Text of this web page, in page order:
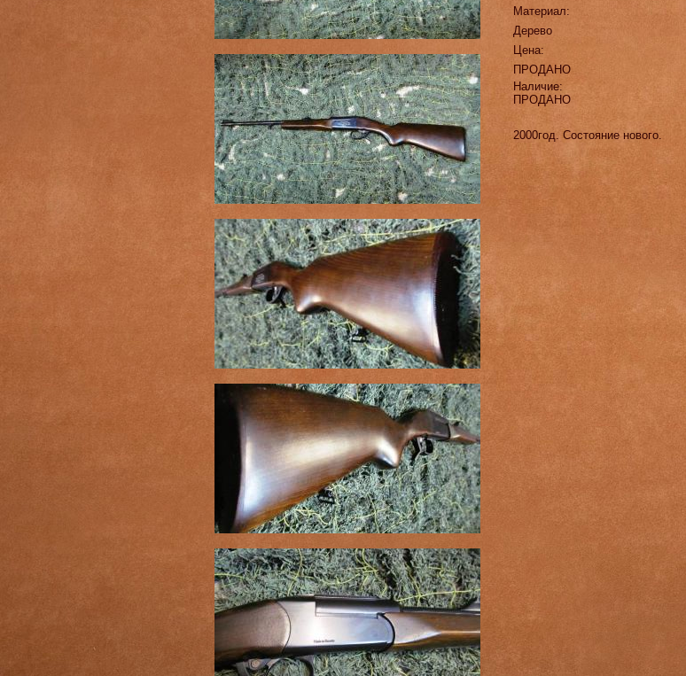
Материал:
Дерево
Цена:
ПРОДАНО
Наличие:
ПРОДАНО
2000год. Состояние нового.